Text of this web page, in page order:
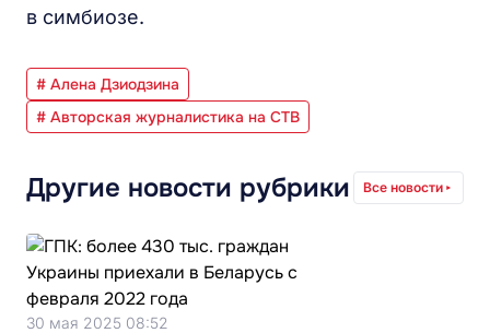
в симбиозе.
# Алена Дзиодзина
# Авторская журналистика на СТВ
Другие новости рубрики Все новости
30 мая 2025 08:52